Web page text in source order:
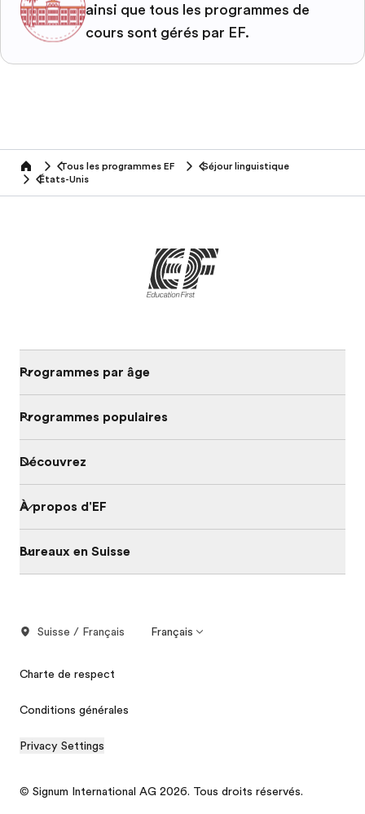
ainsi que tous les programmes de
cours sont gérés par EF.
home Tous les programmes EF
Séjour linguistique
États-Unis
Programmes par âge
Programmes populaires
Découvrez
À propos d'EF
Bureaux en Suisse
Suisse / Français Français
Charte de respect
Conditions générales
Privacy Settings
© Signum International AG 2026. Tous droits réservés.